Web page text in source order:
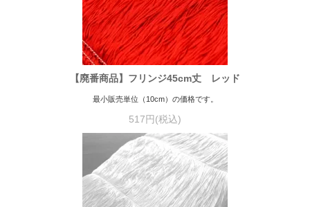
【廃番商品】フリンジ45cm丈 レッド
最小販売単位（10cm）の価格です。
517円(税込)